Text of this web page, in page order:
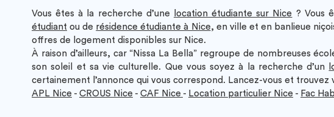
Vous êtes à la recherche d’une location étudiante sur Nice ? Vous
étudiant ou de résidence étudiante à Nice, en ville et en banlieue
offres de logement disponibles sur Nice.
À raison d’ailleurs, car “Nissa La Bella” regroupe de nombreuses
son soleil et sa vie culturelle. Que vous soyez à la recherche d’un
certainement l’annonce qui vous correspond. Lancez-vous et
APL Nice - CROUS Nice - CAF Nice - Location particulier Nice - Fac